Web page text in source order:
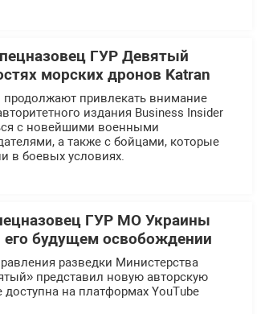
ГУР Девятый
морских дронов Katran
продолжают привлекать внимание
издания Business Insider
с новейшими военными
а также с бойцами, которые
в боевых условиях.
ГУР МО Украины
будущем освобождении
разведки Министерства
представил новую авторскую
на платформах YouTube